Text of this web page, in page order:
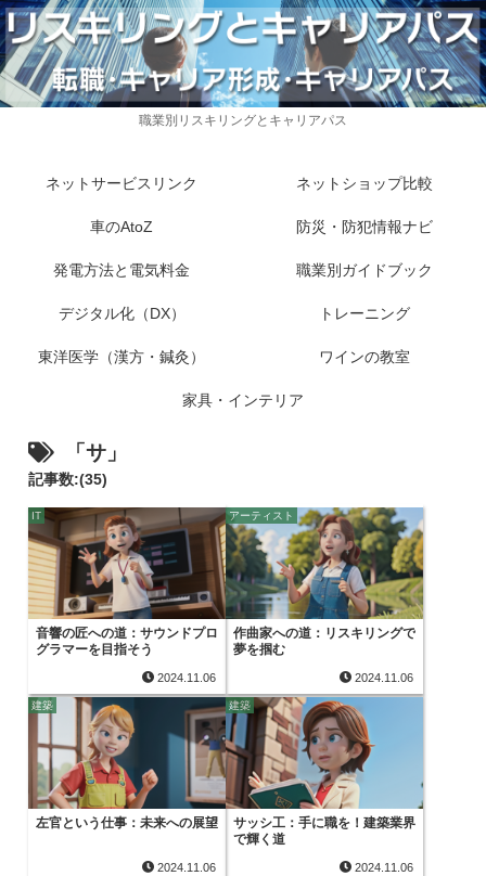
職業別リスキリングとキャリアパス
ネットサービスリンク ネットショップ比較
車のAtoZ 防災・防犯情報ナビ
発電方法と電気料金 職業別ガイドブック
デジタル化（DX） トレーニング
東洋医学（漢方・鍼灸） ワインの教室
家具・インテリア
「サ」
記事数:(35)
IT
音響の匠への道：サウンドプロ
グラマーを目指そう
2024.11.06
アーティスト
作曲家への道：リスキリングで
夢を掴む
2024.11.06
建築
左官という仕事：未来への展望
2024.11.06
建築
サッシ工：手に職を！建築業界
で輝く道
2024.11.06